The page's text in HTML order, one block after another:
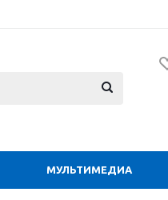
МУЛЬТИМЕДИА